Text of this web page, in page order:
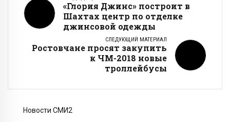
«Глория Джинс» построит в
Шахтах центр по отделке
джинсовой одежды
СЛЕДУЮЩИЙ МАТЕРИАЛ
Ростовчане просят закупить
к ЧМ-2018 новые
троллейбусы
Новости СМИ2